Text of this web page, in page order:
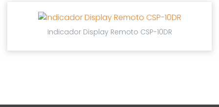
Indicador Display Remoto CSP-10DR